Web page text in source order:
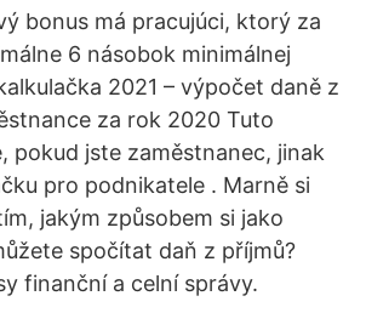
bonus má pracujúci, ktorý za
6 násobok minimálnej
2021 – výpočet daně z
za rok 2020 Tuto
pokud jste zaměstnanec, jinak
pro podnikatele . Marně si
jakým způsobem si jako
spočítat daň z příjmů?
finanční a celní správy.